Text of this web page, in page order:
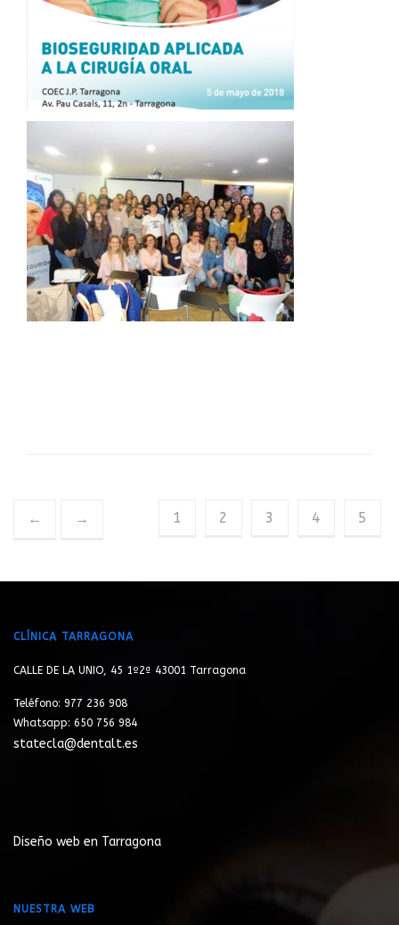
← 1 2 3 4 5
→
CLÍNICA TARRAGONA
CALLE DE LA UNIO, 45 1º2ª 43001 Tarragona
Teléfono: 977 236 908
Whatsapp: 650 756 984
statecla@dentalt.es
Diseño web en Tarragona
NUESTRA WEB